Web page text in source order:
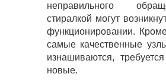
неправильного
стиралкой могут
функционировании.
самые качественные
изнашиваются,
новые.